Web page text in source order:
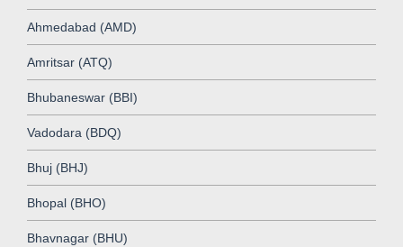
Ahmedabad (AMD)
Amritsar (ATQ)
Bhubaneswar (BBI)
Vadodara (BDQ)
Bhuj (BHJ)
Bhopal (BHO)
Bhavnagar (BHU)